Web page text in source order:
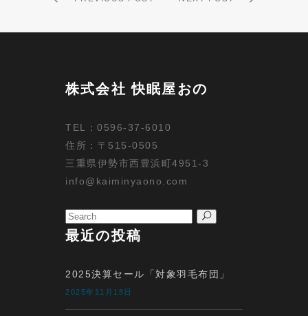
株式会社 快眠屋おの
TEL：0596-37-6010
住所：〒515-0505
三重県伊勢市西豊浜町4951-3
info@kaiminyaono.com
Search
for:
最近の投稿
2025決算セール「対象羽毛布団」
2025年11月18日